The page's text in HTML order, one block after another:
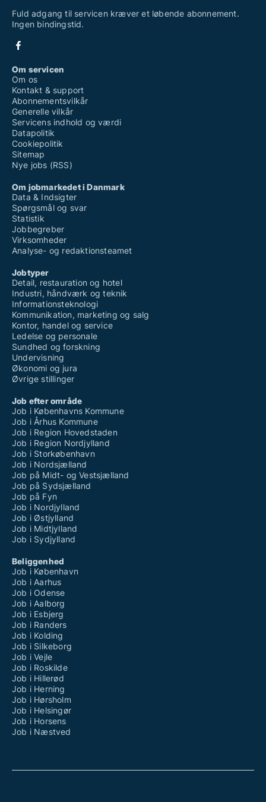
Fuld adgang til servicen kræver et løbende abonnement.
Ingen bindingstid.
Om servicen
Om os
Kontakt & support
Abonnementsvilkår
Generelle vilkår
Servicens indhold og værdi
Datapolitik
Cookiepolitik
Sitemap
Nye jobs (RSS)
Om jobmarkedet i Danmark
Data & Indsigter
Spørgsmål og svar
Statistik
Jobbegreber
Virksomheder
Analyse- og redaktionsteamet
Jobtyper
Detail, restauration og hotel
Industri, håndværk og teknik
Informationsteknologi
Kommunikation, marketing og salg
Kontor, handel og service
Ledelse og personale
Sundhed og forskning
Undervisning
Økonomi og jura
Øvrige stillinger
Job efter område
Job i Københavns Kommune
Job i Århus Kommune
Job i Region Hovedstaden
Job i Region Nordjylland
Job i Storkøbenhavn
Job i Nordsjælland
Job på Midt- og Vestsjælland
Job på Sydsjælland
Job på Fyn
Job i Nordjylland
Job i Østjylland
Job i Midtjylland
Job i Sydjylland
Beliggenhed
Job i København
Job i Aarhus
Job i Odense
Job i Aalborg
Job i Esbjerg
Job i Randers
Job i Kolding
Job i Silkeborg
Job i Vejle
Job i Roskilde
Job i Hillerød
Job i Herning
Job i Hørsholm
Job i Helsingør
Job i Horsens
Job i Næstved